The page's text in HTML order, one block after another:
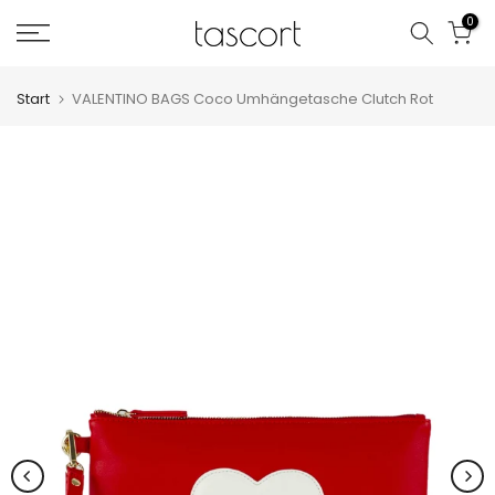
Zum
springen
0
Start VALENTINO BAGS Coco Umhängetasche Clutch Rot